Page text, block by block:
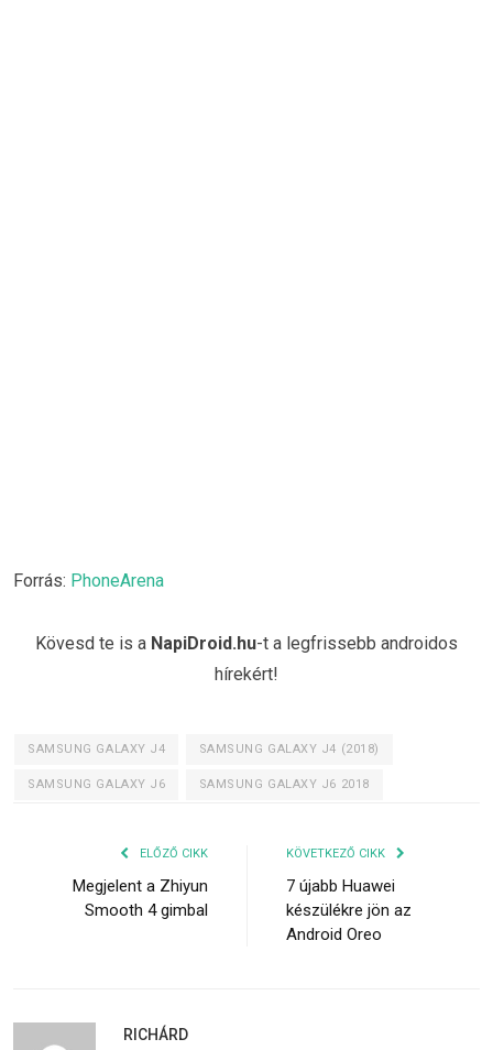
Forrás: PhoneArena
Kövesd te is a NapiDroid.hu-t a legfrissebb androidos
hírekért!
SAMSUNG GALAXY J4 SAMSUNG GALAXY J4 (2018)
SAMSUNG GALAXY J6 SAMSUNG GALAXY J6 2018
ELŐZŐ CIKK
Megjelent a Zhiyun
Smooth 4 gimbal
KÖVETKEZŐ CIKK
7 újabb Huawei
készülékre jön az
Android Oreo
RICHÁRD